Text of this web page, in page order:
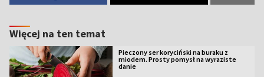
Więcej na ten temat
Pieczony ser koryciński na buraku z
miodem. Prosty pomysł na wyraziste
danie